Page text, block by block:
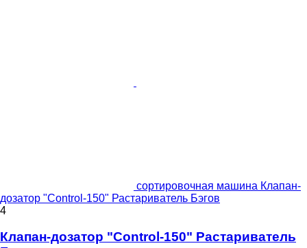
сортировочная машина Клапан-
дозатор "Control-150" Растариватель Бэгов
4
Клапан-дозатор "Control-150" Растариватель